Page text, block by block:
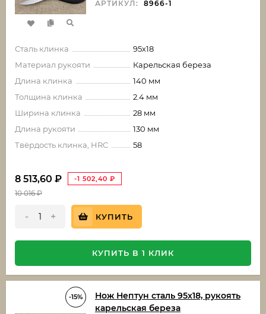
АРТИКУЛ:
8966-1
Сталь клинка
95х18
Материал рукояти
Карельская береза
Длина клинка
140 мм
Толщина клинка
2.4 мм
Ширина клинка
28 мм
Длина рукояти
130 мм
Твёрдость клинка, HRC
58
8 513,60 ₽ -1 502,40 ₽
10 016₽
- + КУПИТЬ
КУПИТЬ В 1 КЛИК
-15%
Нож Нептун сталь 95х18, рукоять
карельская береза